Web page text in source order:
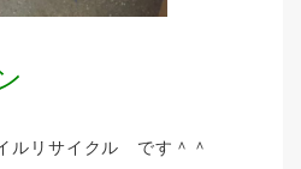
ルリサイクル です＾＾